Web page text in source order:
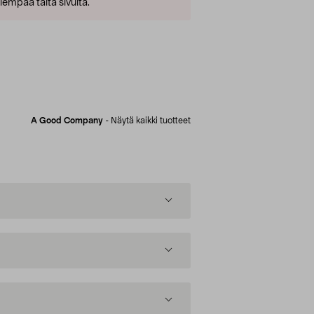
tältä sivulta.
A Good Company - Näytä kaikki tuotteet